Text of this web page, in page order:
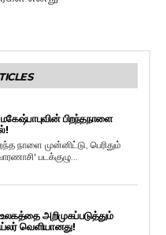
பிறந்தநாளை
நாளை முன்னிட்டு, பெரிதும்
படக்குழு...
அறிமுகப்படுத்தும்
வெளியானது!